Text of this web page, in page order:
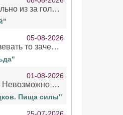
Слушал исключительно из за голоса девушки озвучивающей Арью Сансу и Кейтлин . Жаль что ее голос не озвучил остальное . При всем уважении к чтецами мужчинам/не. Интересно, есть ли с ее озвучкой еще какие нибудь книги?!
05-08-2026
Ужасно читает. Ну зевать то зачем. Уже не говорю, что ударения ставит, как хочет.
01-08-2026
Ужас, а не озвучка! Невозможно вникать в смысл текста из за кривляний чтеца
Пища силы"